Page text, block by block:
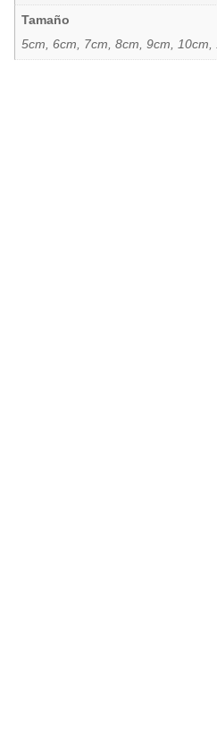
Tamaño
5cm, 6cm, 7cm, 8cm, 9cm, 10cm,